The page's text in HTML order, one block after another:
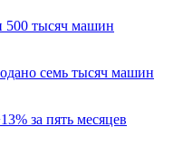
500 тысяч машин
семь тысяч машин
за пять месяцев